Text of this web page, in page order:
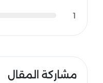
1
مشاركة المقال